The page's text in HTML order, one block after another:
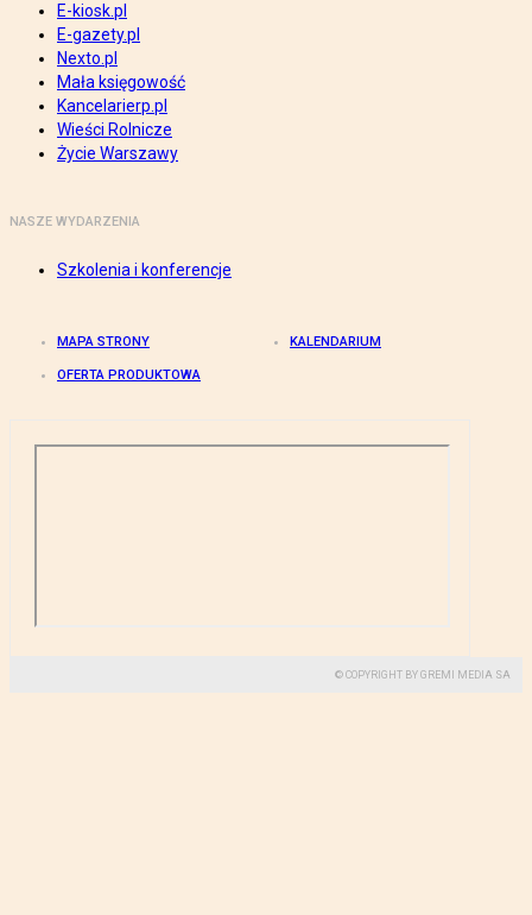
E-kiosk.pl
E-gazety.pl
Nexto.pl
Mała księgowość
Kancelarierp.pl
Wieści Rolnicze
Życie Warszawy
NASZE WYDARZENIA
Szkolenia i konferencje
MAPA STRONY KALENDARIUM
OFERTA PRODUKTOWA
© COPYRIGHT BY GREMI MEDIA SA